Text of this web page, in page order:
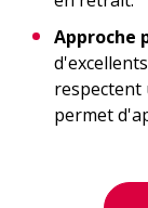
Approche
respectent
permet